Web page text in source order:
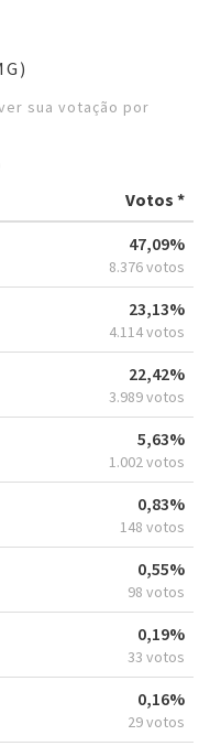
sua votação por
Votos *
47,09%
8.376 votos
23,13%
4.114 votos
22,42%
3.989 votos
5,63%
1.002 votos
0,83%
148 votos
0,55%
98 votos
0,19%
33 votos
0,16%
29 votos